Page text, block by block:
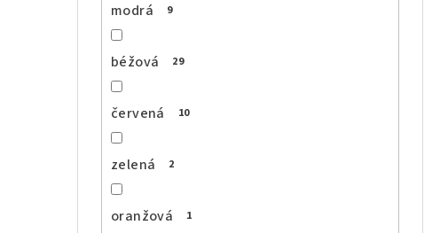
modrá 9
béžová 29
červená 10
zelená 2
oranžová 1